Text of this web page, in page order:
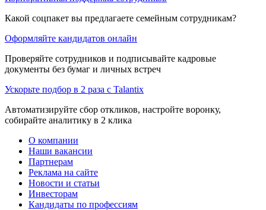
Какой соцпакет вы предлагаете семейным сотрудникам?
Оформляйте кандидатов онлайн
Проверяйте сотрудников и подписывайте кадровые
документы без бумаг и личных встреч
Ускорьте подбор в 2 раза с Talantix
Автоматизируйте сбор откликов, настройте воронку,
собирайте аналитику в 2 клика
О компании
Наши вакансии
Партнерам
Реклама на сайте
Новости и статьи
Инвесторам
Кандидаты по профессиям